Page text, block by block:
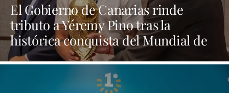
El Gobierno de Canarias rinde
tributo a Yéremy Pino tras la
histórica conquista del Mundial de
Fútbol